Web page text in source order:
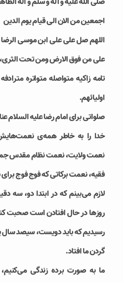
اجمعین من الان الی قیام یوم الدین
اللهم صل علی علی ابن موسی
علی من فوق الارض ومن تحت الثری،
تامه زاکیه متواصله متواتره
اولیائهم.
صلواتی برای امام رضا علیه السلام
خدا را به خاطر همه‌ی
نعمت ولایت، نعمت نظام مقدس
فقیه، نعمت برکاتی که فوج فوج
لازم می‌بینم که در ابتدا دو، سه
روزها در حال افتادن است صحبت
رسیدیم که باید دویست، سیصد سال
گردن ما افتاد.
ما به صورت برده زندگی